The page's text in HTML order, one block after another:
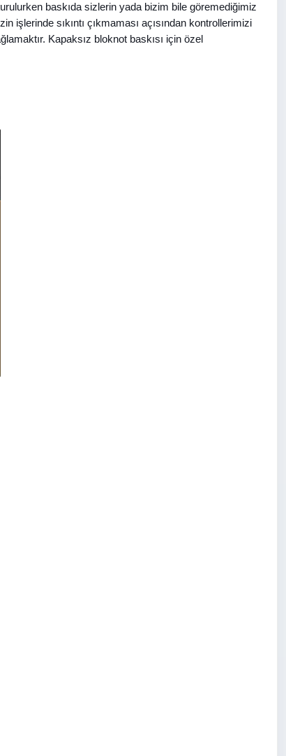
baskıda sizlerin yada bizim bile göremediğimiz
işlerinde sıkıntı çıkmaması açısından kontrollerimizi
Kapaksız bloknot baskısı için özel